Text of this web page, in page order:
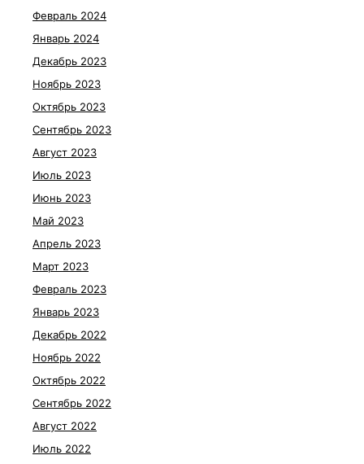
Февраль 2024
Январь 2024
Декабрь 2023
Ноябрь 2023
Октябрь 2023
Сентябрь 2023
Август 2023
Июль 2023
Июнь 2023
Май 2023
Апрель 2023
Март 2023
Февраль 2023
Январь 2023
Декабрь 2022
Ноябрь 2022
Октябрь 2022
Сентябрь 2022
Август 2022
Июль 2022